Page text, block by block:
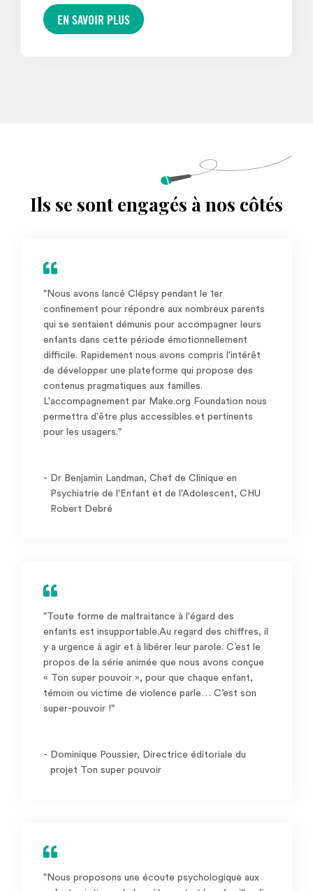
EN SAVOIR PLUS
Ils se sont engagés à nos côtés
"Nous avons lancé Clépsy pendant le 1er
confinement pour répondre aux nombreux parents
qui se sentaient démunis pour accompagner leurs
enfants dans cette période émotionnellement
difficile. Rapidement nous avons compris l'intérêt
de développer une plateforme qui propose des
contenus pragmatiques aux familles.
L'accompagnement par Make.org Foundation nous
permettra d'être plus accessibles et pertinents
pour les usagers."
- Dr Benjamin Landman, Chef de Clinique en
Psychiatrie de l'Enfant et de l'Adolescent, CHU
Robert Debré
"Toute forme de maltraitance à l'égard des
enfants est insupportable.Au regard des chiffres, il
y a urgence à agir et à libérer leur parole. C’est le
propos de la série animée que nous avons conçue
« Ton super pouvoir », pour que chaque enfant,
témoin ou victime de violence parle… C’est son
super-pouvoir !"
- Dominique Poussier, Directrice éditoriale du
projet Ton super pouvoir
"Nous proposons une écoute psychologique aux